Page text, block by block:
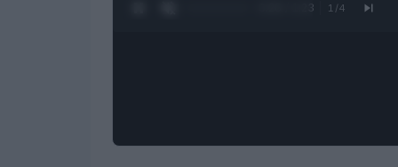
0:27 / 1:23 1 /4